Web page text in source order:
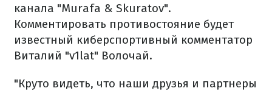
канала "Murafa & Skuratov".
Комментировать противостояние будет
известный киберспортивный комментатор
Виталий "v1lat" Волочай.
"Круто видеть, что наши друзья и партнеры